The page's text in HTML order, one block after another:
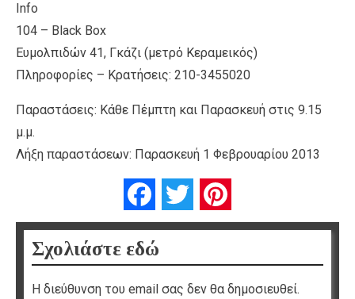
Info
104 – Black Box
Ευμολπιδών 41, Γκάζι (μετρό Κεραμεικός)
Πληροφορίες – Κρατήσεις: 210-3455020
Παραστάσεις: Κάθε Πέμπτη και Παρασκευή στις 9.15
μ.μ.
Λήξη παραστάσεων: Παρασκευή 1 Φεβρουαρίου 2013
FacebookTwitter
Σχολιάστε εδώ
Η διεύθυνση του email σας δεν θα δημοσιευθεί.